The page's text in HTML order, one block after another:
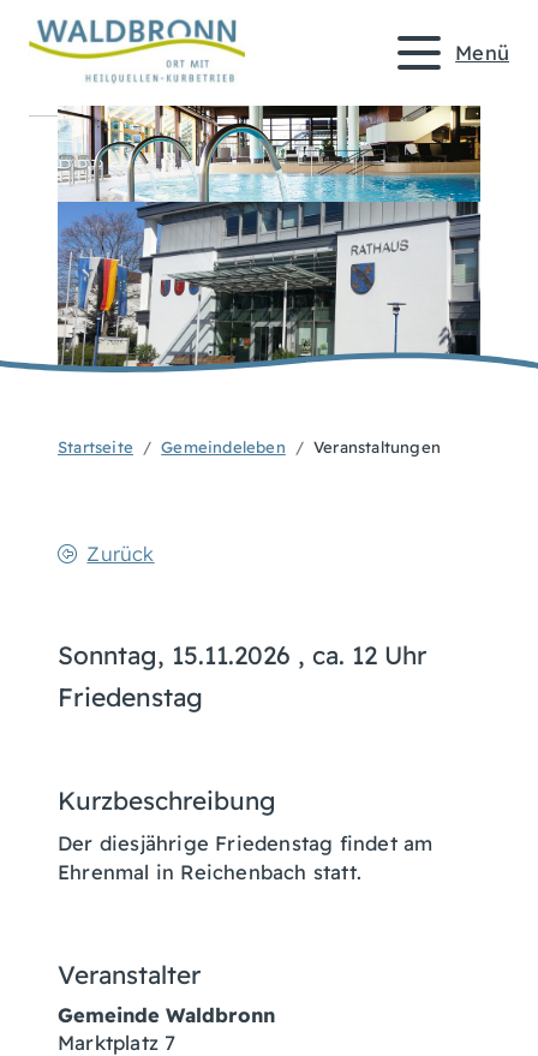
Menü
Startseite Gemeindeleben Veranstaltungen
Zurück
Sonntag, 15.11.2026 , ca. 12 Uhr
Friedenstag
Kurzbeschreibung
Der diesjährige Friedenstag findet am
Ehrenmal in Reichenbach statt.
Veranstalter
Gemeinde Waldbronn
Marktplatz 7